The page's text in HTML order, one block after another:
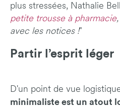
plus stressées, Nathalie
petite trousse à pharmacie
avec les notices !"
Partir l’esprit léger
D'un point de vue
minimaliste est un atout